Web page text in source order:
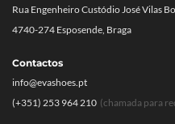
Rua Engenheiro Custódio José Vilas
4740-274 Esposende, Braga
Contactos
info@evashoes.pt
(+351) 253 964 210 (chamada para